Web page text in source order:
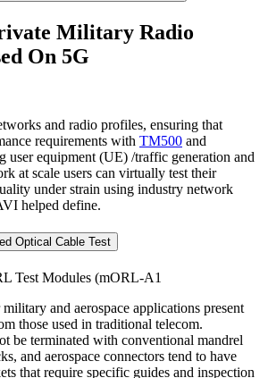
Military Radio
On 5G
and radio profiles, ensuring that
requirements with TM500 and
user equipment (UE) /traffic generation and
at scale users can virtually test their
under strain using industry network
helped define.
Optical Cable Test
and aerospace applications present
those used in traditional telecom.
be terminated with conventional mandrel
and aerospace connectors tend to have
that require specific guides and inspection